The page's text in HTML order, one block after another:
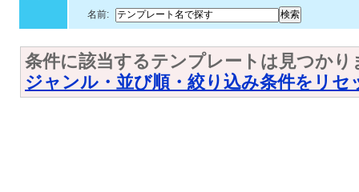
名前:
条件に該当するテンプレートは見つかり
ジャンル・並び順・絞り込み条件をリセ